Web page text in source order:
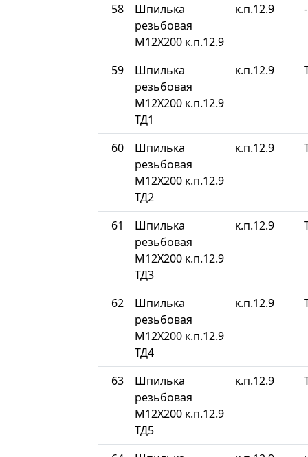
58
Шпилька
резьбовая
М12Х200 к.п.12.9
к.п.12.9 -
59
Шпилька
резьбовая
М12Х200 к.п.12.9
ТД1
к.п.12.9
60
Шпилька
резьбовая
М12Х200 к.п.12.9
ТД2
к.п.12.9
61
Шпилька
резьбовая
М12Х200 к.п.12.9
ТД3
к.п.12.9
62
Шпилька
резьбовая
М12Х200 к.п.12.9
ТД4
к.п.12.9
63
Шпилька
резьбовая
М12Х200 к.п.12.9
ТД5
к.п.12.9